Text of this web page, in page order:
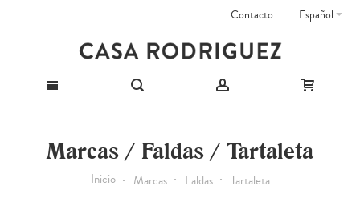
Español
Contacto
Marcas / Faldas / Tartaleta
Inicio Marcas Faldas Tartaleta